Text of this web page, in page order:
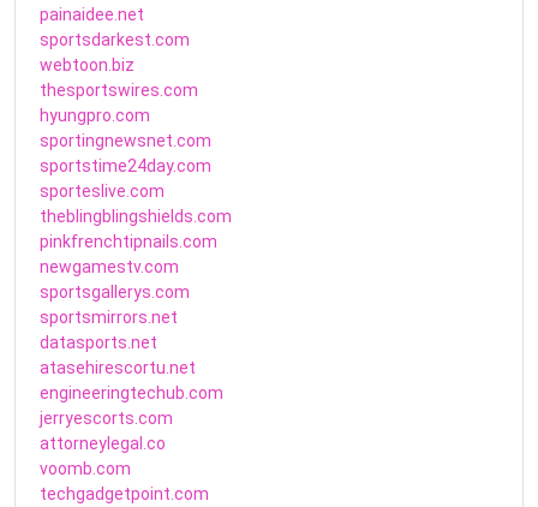
painaidee.net
sportsdarkest.com
webtoon.biz
thesportswires.com
hyungpro.com
sportingnewsnet.com
sportstime24day.com
sporteslive.com
theblingblingshields.com
pinkfrenchtipnails.com
newgamestv.com
sportsgallerys.com
sportsmirrors.net
datasports.net
atasehirescortu.net
engineeringtechub.com
jerryescorts.com
attorneylegal.co
voomb.com
techgadgetpoint.com